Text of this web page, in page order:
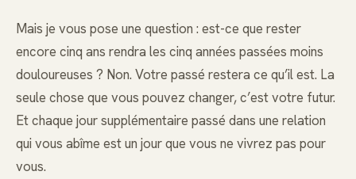
Mais je vous pose une question : est-ce que rester
encore cinq ans rendra les cinq années passées moins
douloureuses ? Non. Votre passé restera ce qu’il est. La
seule chose que vous pouvez changer, c’est votre futur.
Et chaque jour supplémentaire passé dans une relation
qui vous abîme est un jour que vous ne vivrez pas pour
vous.